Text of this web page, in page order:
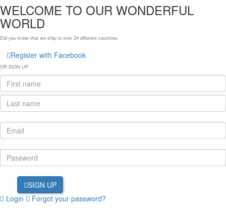
WELCOME TO OUR WONDERFUL
WORLD
Did you know that we ship to over 24 different countries
Register with Facebook
OR SIGN UP
SIGN UP
Login
Forgot your password?